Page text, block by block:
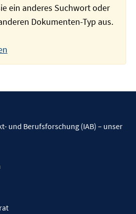
ein anderes Suchwort oder
Dokumenten-Typ aus.
und Berufsforschung (IAB) – unser